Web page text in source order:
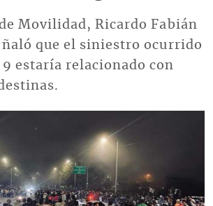
Movilidad, Ricardo Fabián
que el siniestro ocurrido
estaría relacionado con